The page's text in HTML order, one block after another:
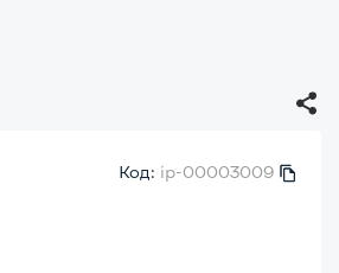
Код: ip-00003009